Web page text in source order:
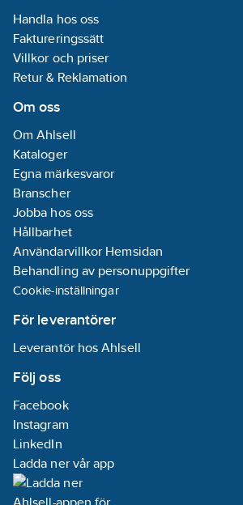
Handla hos oss
Faktureringssätt
Villkor och priser
Retur & Reklamation
Om oss
Om Ahlsell
Kataloger
Egna märkesvaror
Branscher
Jobba hos oss
Hållbarhet
Användarvillkor Hemsidan
Behandling av personuppgifter
Cookie-inställningar
För leverantörer
Leverantör hos Ahlsell
Följ oss
Facebook
Instagram
LinkedIn
Ladda ner vår app